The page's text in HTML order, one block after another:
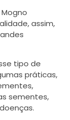
assim,
tipo de
práticas,
sementes,